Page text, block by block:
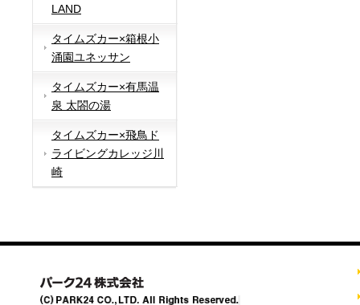
LAND
タイムズカー×箱根小
涌園ユネッサン
タイムズカー×有馬温
泉 太閤の湯
タイムズカー×飛鳥ド
ライビングカレッジ川
崎